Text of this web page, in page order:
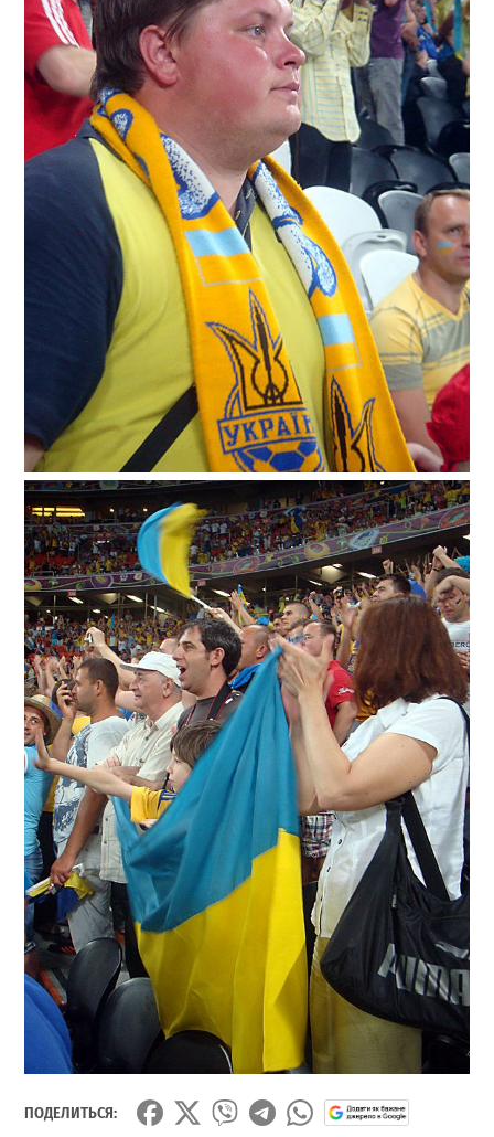
ПОДЕЛИТЬСЯ: